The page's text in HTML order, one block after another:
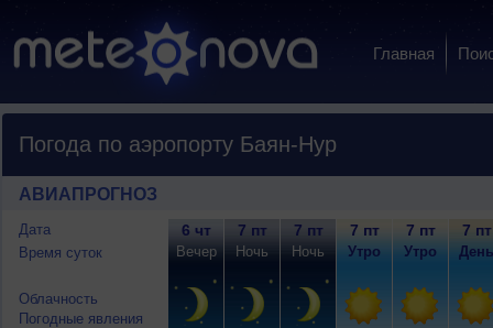
Главная
Погода по аэропорту Баян-Нур
АВИАПРОГНОЗ
Дата
Время суток
Облачность
Погодные явления
6 чт
Вечер
7 пт
Ночь
7 пт
Ночь
7 пт
Утро
7 пт
Утро
7 пт
День